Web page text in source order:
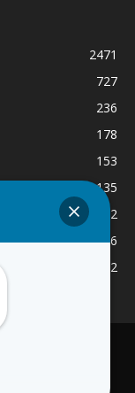
2471
727
236
178
153
135
132
126
122